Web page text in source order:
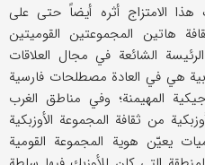
هذا الامتزاج أثره أيضاً حتى على
هاتين المجموعتين القوميتين
الشائعة في مجال العلاقات
هي في العادة مصطلحات فارسية
المهيمنة؛ وفي مناطق الغرب
من ثقافة المجموعة الأوزبكية
يعيّن هوية المجموعة القومية